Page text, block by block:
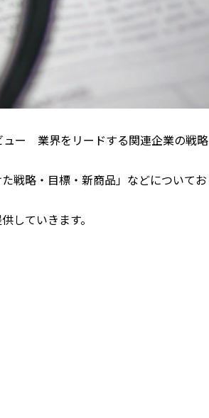
ュー 業界をリードする関連企業の戦略
戦略・目標・新商品」などについてお
していきます。